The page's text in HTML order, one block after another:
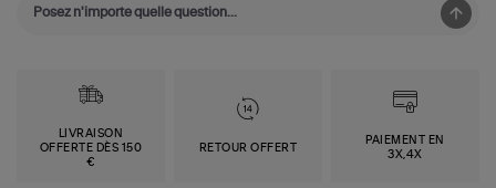
LIVRAISON
OFFERTE DÈS 150
€
RETOUR OFFERT
PAIEMENT EN
3X,4X